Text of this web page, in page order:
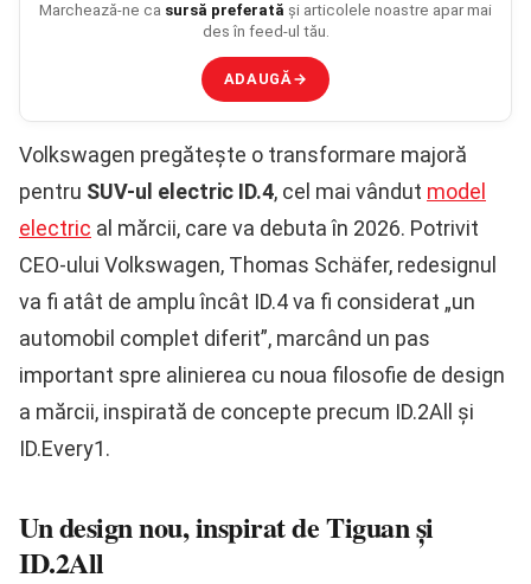
Marchează-ne ca sursă preferată și articolele noastre apar mai
des în feed-ul tău.
ADAUGĂ →
Volkswagen pregătește o transformare majoră
pentru SUV-ul electric ID.4, cel mai vândut model
electric al mărcii, care va debuta în 2026. Potrivit
CEO-ului Volkswagen, Thomas Schäfer, redesignul
va fi atât de amplu încât ID.4 va fi considerat „un
automobil complet diferit”, marcând un pas
important spre alinierea cu noua filosofie de design
a mărcii, inspirată de concepte precum ID.2All și
ID.Every1.
Un design nou, inspirat de Tiguan și
ID.2All